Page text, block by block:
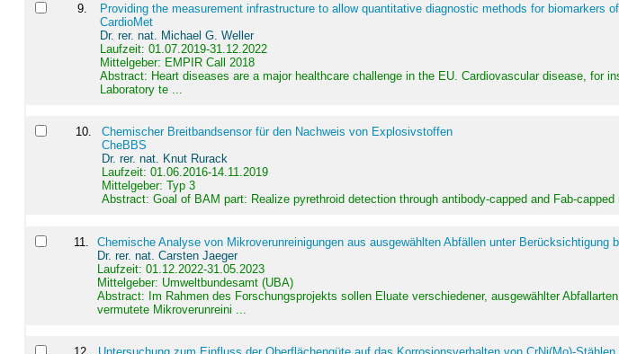
9
Providing the measurement infrastructure to allow quantitative diagnostic methods for biomarkers
CardioMet
Dr. rer. nat. Michael G. Weller
Laufzeit: 01.07.2019-31.12.2022
Mittelgeber: EMPIR Call 2018
Abstract: Heart diseases are a major healthcare challenge in the EU. Cardiovascular disease, for
Laboratory te ...
10.
Chemischer Breitbandsensor für den Nachweis von Explosivstoffen
CheBBS
Dr. rer. nat. Knut Rurack
Laufzeit: 01.06.2016-14.11.2019
Mittelgeber: Typ 3
Abstract:Goal of BAM part: Realize pyrethroid detection through antibody-capped and Fab-
11
Chemische Analyse von Mikroverunreinigungen aus ausgewählten Abfällen unter Berücksichtigung
Dr. rer. nat. Carsten Jaeger
Laufzeit: 01.12.2022-31.05.2023
Mittelgeber: Umweltbundesamt (UBA)
Abstract: Im Rahmen des Forschungsprojekts sollen Eluate verschiedener, ausgewählter
vermutete Mikroverunreini ...